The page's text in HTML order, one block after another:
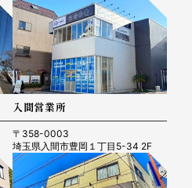
入間営業所
〒358-0003
埼玉県入間市豊岡１丁目5-34 2F